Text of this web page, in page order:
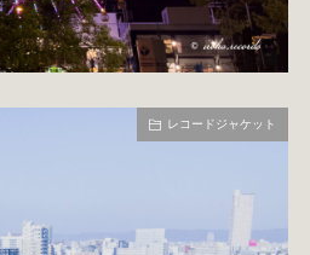
レコードジャケット